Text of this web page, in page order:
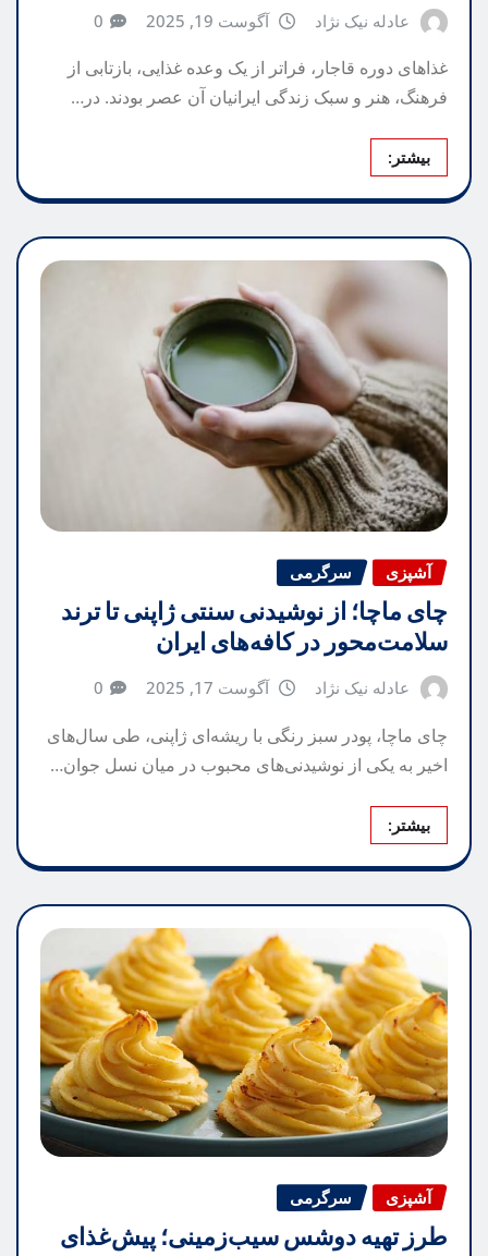
عادله نیک نژاد آگوست 19, 2025 0
غذاهای دوره قاجار، فراتر از یک وعده غذایی، بازتابی از
فرهنگ، هنر و سبک زندگی ایرانیان آن عصر بودند. در…
بیشتر:
آشپزی سرگرمی
چای ماچا؛ از نوشیدنی سنتی ژاپنی تا ترند
سلامت‌محور در کافه‌های ایران
عادله نیک نژاد آگوست 17, 2025 0
چای ماچا، پودر سبز رنگی با ریشه‌ای ژاپنی، طی سال‌های
اخیر به یکی از نوشیدنی‌های محبوب در میان نسل جوان…
بیشتر:
آشپزی سرگرمی
طرز تهیه دوشس سیب‌زمینی؛ پیش‌غذای